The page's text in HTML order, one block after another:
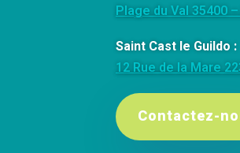
Plage du Val 35400
Saint Cast le Guildo :
12 Rue de la Mare
Contactez-